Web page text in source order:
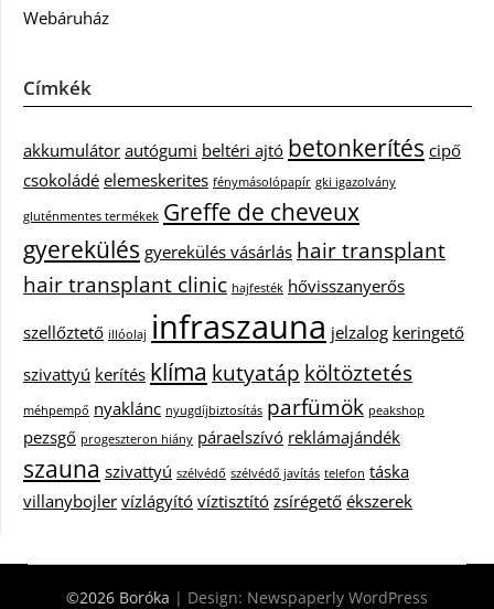
Webáruház
Címkék
akkumulátor autógumi beltéri ajtó betonkerítés cipő
csokoládé elemeskerites fénymásolópapír gki igazolvány
gluténmentes termékek Greffe de cheveux
gyerekülés gyerekülés vásárlás hair transplant
hair transplant clinic hajfesték hővisszanyerős
szellőztető illóolaj infraszauna jelzalog keringető
szivattyú kerítés klíma kutyatáp költöztetés
méhpempő nyaklánc nyugdíjbiztosítás parfümök peakshop
pezsgő progeszteron hiány páraelszívó reklámajándék
szauna szivattyú szélvédő szélvédő javítás telefon táska
villanybojler vízlágyító víztisztító zsírégető ékszerek
©2026 Boróka | Design: Newspaperly WordPress